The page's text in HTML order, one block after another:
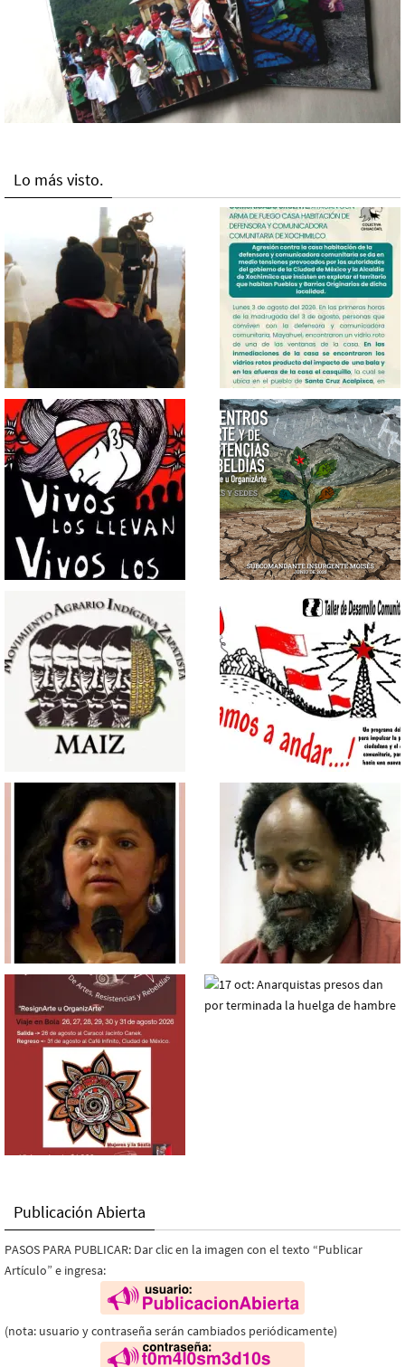
Lo más visto.
Publicación Abierta
PASOS PARA PUBLICAR: Dar clic en la imagen con el texto “Publicar
Artículo” e ingresa:
(nota: usuario y contraseña serán cambiados periódicamente)